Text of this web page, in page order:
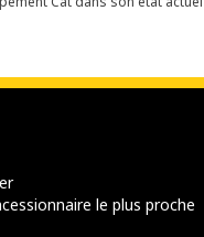
le plus proche